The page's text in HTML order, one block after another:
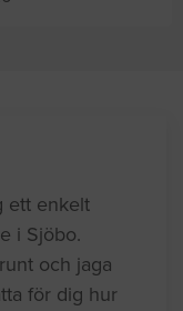
ett enkelt
i Sjöbo.
och jaga
för dig hur